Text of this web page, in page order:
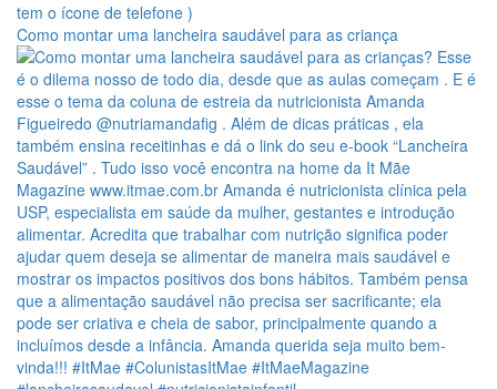
Como montar uma lancheira saudável para as criança